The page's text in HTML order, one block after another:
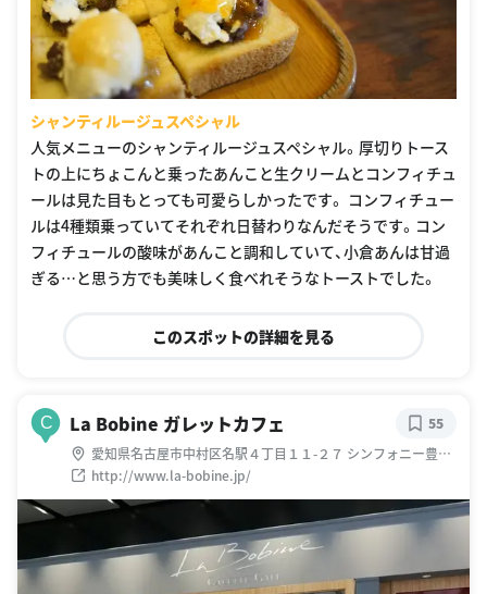
シャンティルージュスペシャル
人気メニューのシャンティルージュスペシャル。厚切りトース
トの上にちょこんと乗ったあんこと生クリームとコンフィチュ
ールは見た目もとっても可愛らしかったです。 コンフィチュー
ルは4種類乗っていてそれぞれ日替わりなんだそうです。コン
フィチュールの酸味があんこと調和していて、小倉あんは甘過
ぎる…と思う方でも美味しく食べれそうなトーストでした。
このスポットの詳細を見る
C La Bobine ガレットカフェ
愛知県名古屋市中村区名駅４丁目１１-２７ シンフォニー豊田
ビル 1F
http://www.la-bobine.jp/
55